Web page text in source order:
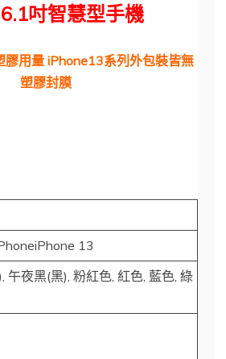
吋智慧型手機
用量 iPhone13系列外包裝皆無
塑膠封膜
13
午夜黑(黑), 粉紅色, 紅色, 藍色, 綠